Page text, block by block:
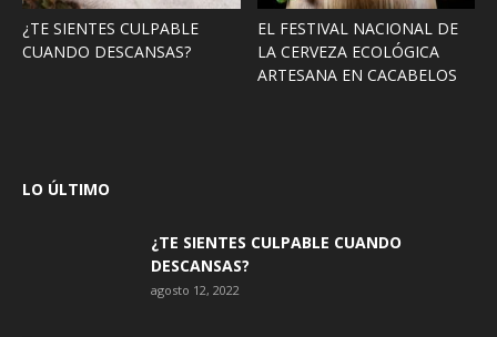
¿TE SIENTES CULPABLE
CUANDO DESCANSAS?
EL FESTIVAL NACIONAL DE
LA CERVEZA ECOLÓGICA
ARTESANA EN CACABELOS
LO ÚLTIMO
¿TE SIENTES CULPABLE CUANDO
DESCANSAS?
agosto 12, 2022